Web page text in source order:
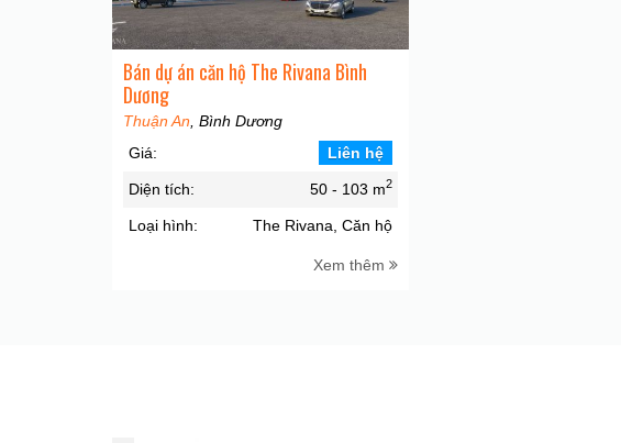
Bán dự án căn hộ The Rivana Bình
Dương
Thuận An , Bình Dương
Giá:
Liên hệ
Diện tích: 50 - 103 m2
Loại hình: The Rivana, Căn hộ
Xem thêm